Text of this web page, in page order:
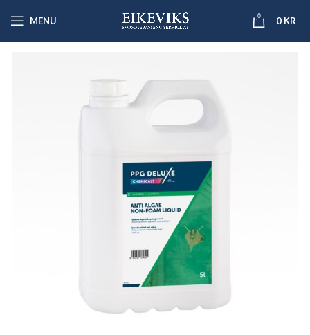
MENU 0 0 KR